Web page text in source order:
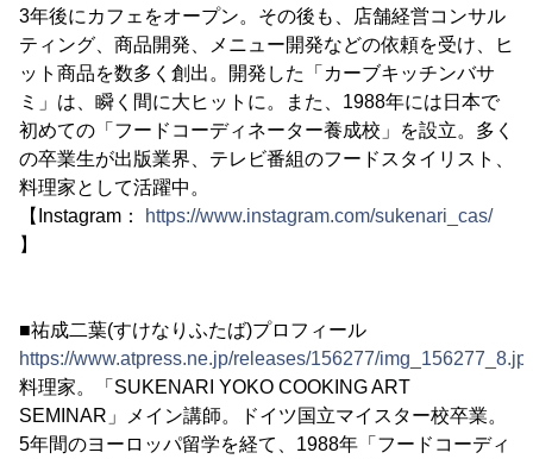
3年後にカフェをオープン。その後も、店舗経営コンサル
ティング、商品開発、メニュー開発などの依頼を受け、ヒ
ット商品を数多く創出。開発した「カーブキッチンバサ
ミ」は、瞬く間に大ヒットに。また、1988年には日本で
初めての「フードコーディネーター養成校」を設立。多く
の卒業生が出版業界、テレビ番組のフードスタイリスト、
料理家として活躍中。
【Instagram：
https://www.instagram.com/sukenari_cas/
】
■祐成二葉(すけなりふたば)プロフィール
https://www.atpress.ne.jp/releases/156277/
料理家。「SUKENARI YOKO COOKING ART
SEMINAR」メイン講師。ドイツ国立マイスター校卒業。
5年間のヨーロッパ留学を経て、1988年「フードコーディ